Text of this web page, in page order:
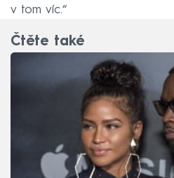
v tom víc.“
Čtěte také